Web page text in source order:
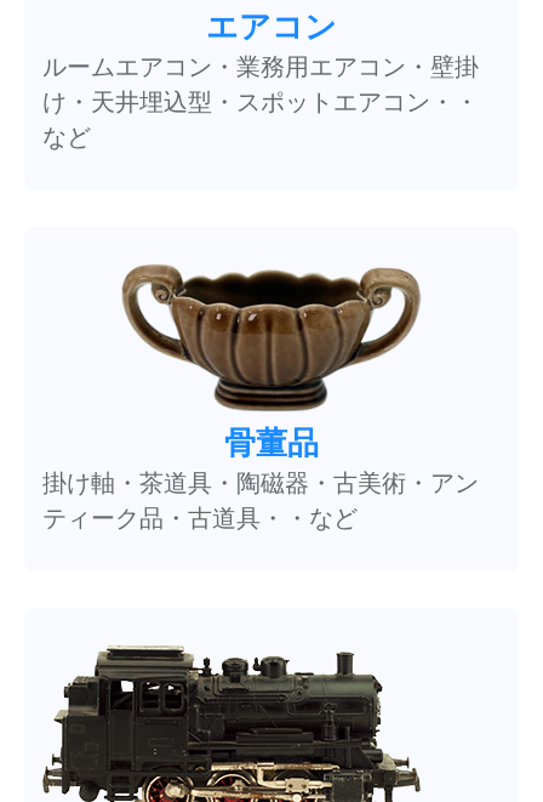
エアコン
ルームエアコン・業務用エアコン・壁掛
け・天井埋込型・スポットエアコン・・
など
骨董品
掛け軸・茶道具・陶磁器・古美術・アン
ティーク品・古道具・・など